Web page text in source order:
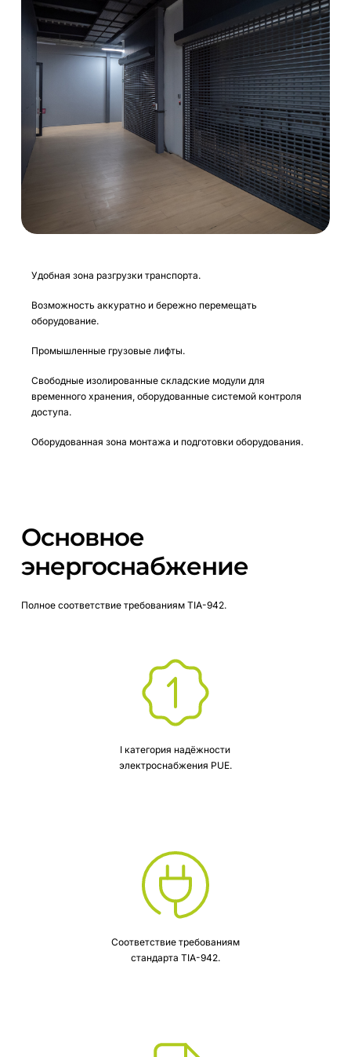
Удобная зона разгрузки транспорта.
Возможность аккуратно и бережно перемещать
оборудование.
Промышленные грузовые лифты.
Свободные изолированные складские модули для
временного хранения, оборудованные системой контроля
доступа.
Оборудованная зона монтажа и подготовки оборудования.
Основное
энергоснабжение
Полное соответствие требованиям TIA-942.
I категория надёжности
электроснабжения PUE.
Соответствие требованиям
стандарта TIA-942.